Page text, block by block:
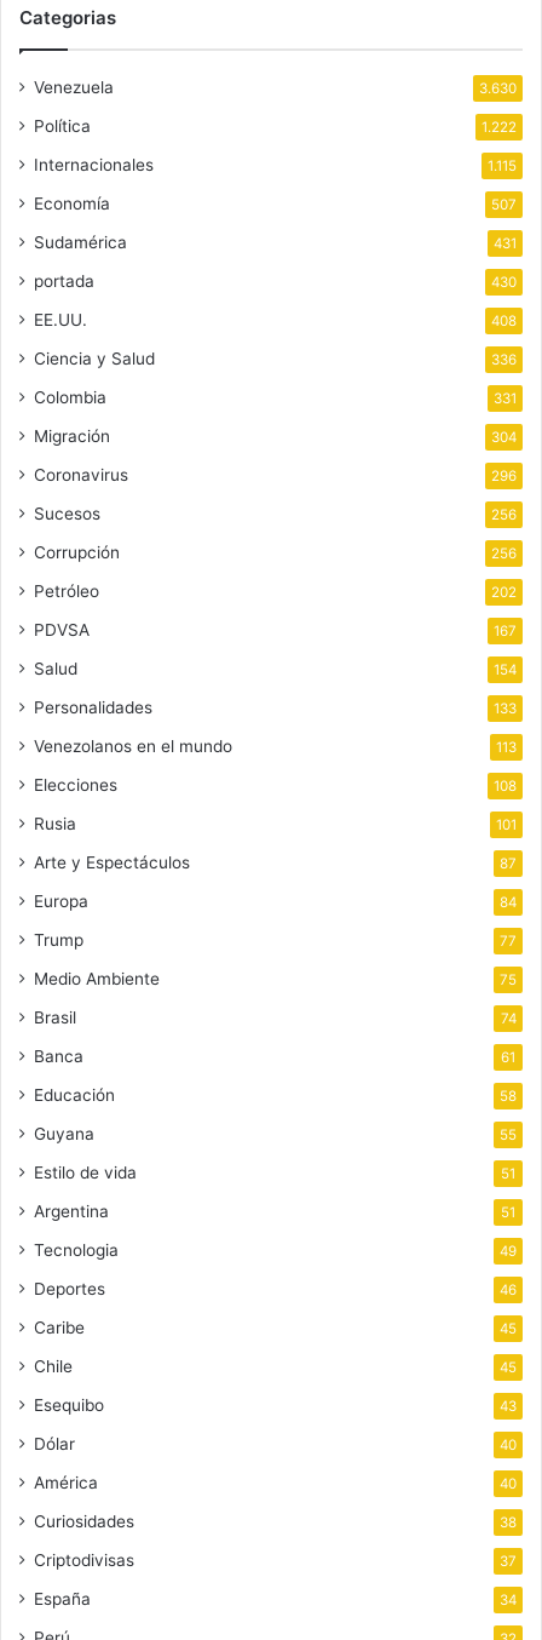
Categorias
Venezuela 3.630
Política 1.222
Internacionales 1.115
Economía 507
Sudamérica 431
portada 430
EE.UU. 408
Ciencia y Salud 336
Colombia 331
Migración 304
Coronavirus 296
Sucesos 256
Corrupción 256
Petróleo 202
PDVSA 167
Salud 154
Personalidades 133
Venezolanos en el mundo 113
Elecciones 108
Rusia 101
Arte y Espectáculos 87
Europa 84
Trump 77
Medio Ambiente 75
Brasil 74
Banca 61
Educación 58
Guyana 55
Estilo de vida 51
Argentina 51
Tecnologia 49
Deportes 46
Caribe 45
Chile 45
Esequibo 43
Dólar 40
América 40
Curiosidades 38
Criptodivisas 37
España 34